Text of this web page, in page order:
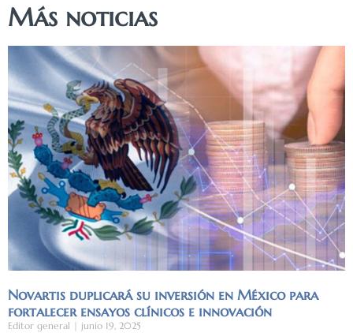
Más noticias
Novartis duplicará su inversión en México para
fortalecer ensayos clínicos e innovación
Editor general junio 19, 2025